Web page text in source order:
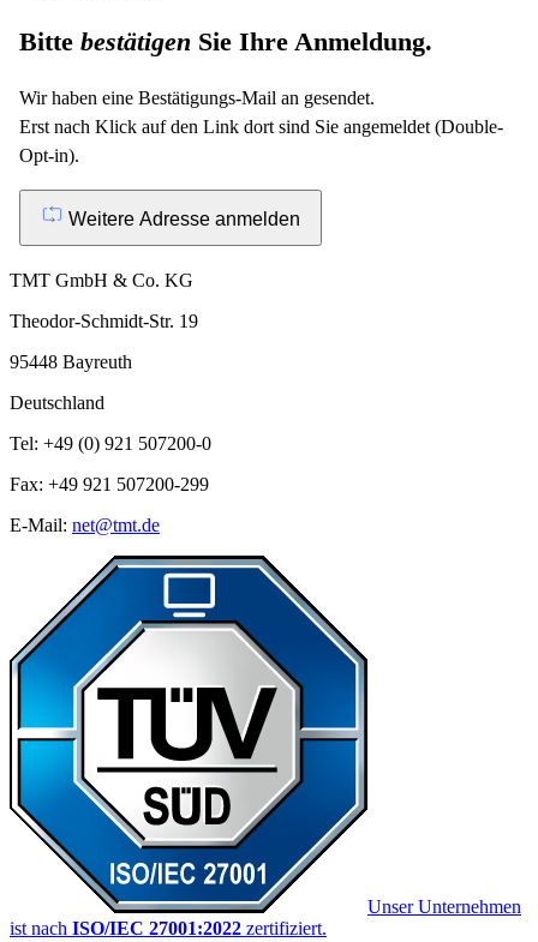
Bitte bestätigen Sie Ihre Anmeldung.
Wir haben eine Bestätigungs-Mail an gesendet.
Erst nach Klick auf den Link dort sind Sie angemeldet (Double-
Opt-in).
Weitere Adresse anmelden
TMT GmbH & Co. KG
Theodor-Schmidt-Str. 19
95448 Bayreuth
Deutschland
Tel: +49 (0) 921 507200-0
Fax: +49 921 507200-299
E-Mail: net@tmt.de
Unser Unternehmen
ist nach ISO/IEC 27001:2022 zertifiziert.